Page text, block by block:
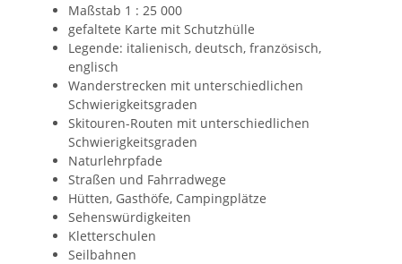
Maßstab 1 : 25 000
gefaltete Karte mit Schutzhülle
Legende: italienisch, deutsch, französisch,
englisch
Wanderstrecken mit unterschiedlichen
Schwierigkeitsgraden
Skitouren-Routen mit unterschiedlichen
Schwierigkeitsgraden
Naturlehrpfade
Straßen und Fahrradwege
Hütten, Gasthöfe, Campingplätze
Sehenswürdigkeiten
Kletterschulen
Seilbahnen